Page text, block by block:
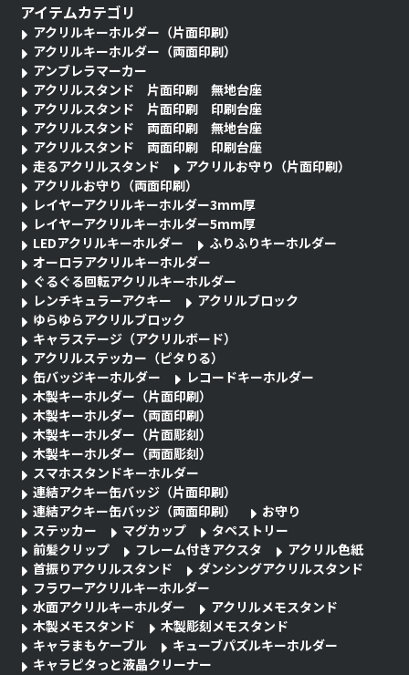
アイテムカテゴリ
アクリルキーホルダー（片面印刷）
アクリルキーホルダー（両面印刷）
アンブレラマーカー
アクリルスタンド 片面印刷 無地台座
アクリルスタンド 片面印刷 印刷台座
アクリルスタンド 両面印刷 無地台座
アクリルスタンド 両面印刷 印刷台座
走るアクリルスタンド
アクリルお守り（片面印刷）
アクリルお守り（両面印刷）
レイヤーアクリルキーホルダー3mm厚
レイヤーアクリルキーホルダー5mm厚
LEDアクリルキーホルダー
ふりふりキーホルダー
オーロラアクリルキーホルダー
ぐるぐる回転アクリルキーホルダー
レンチキュラーアクキー
アクリルブロック
ゆらゆらアクリルブロック
キャラステージ（アクリルボード）
アクリルステッカー（ピタりる）
缶バッジキーホルダー
レコードキーホルダー
木製キーホルダー（片面印刷）
木製キーホルダー（両面印刷）
木製キーホルダー（片面彫刻）
木製キーホルダー（両面彫刻）
スマホスタンドキーホルダー
連結アクキー缶バッジ（片面印刷）
連結アクキー缶バッジ（両面印刷）
お守り
ステッカー
マグカップ
タペストリー
前髪クリップ
フレーム付きアクスタ
アクリル色紙
首振りアクリルスタンド
ダンシングアクリルスタンド
フラワーアクリルキーホルダー
水面アクリルキーホルダー
アクリルメモスタンド
木製メモスタンド
木製彫刻メモスタンド
キャラまもケーブル
キューブパズルキーホルダー
キャラピタっと液晶クリーナー